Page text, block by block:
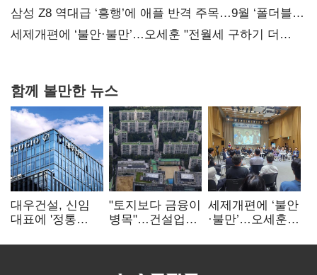
보내
삼성 Z8 역대급 ‘흥행’에 애플 반격 주목…9월 ‘폴더블
대전’
세제개편에 ‘불안·불만’…오세훈 "전월세 구하기 더
함께 볼만한 뉴스
대우건설, 신임
대표에 '정통
부사장 내정
"토지보다 금융이
병목"…건설업계,
해소 목소리
세제개편에 ‘불안
·불만’…오세훈
더 힘들어질 것"